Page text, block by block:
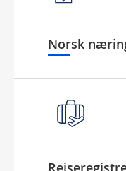
Norsk